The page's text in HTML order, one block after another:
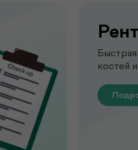
Быстрая
костей